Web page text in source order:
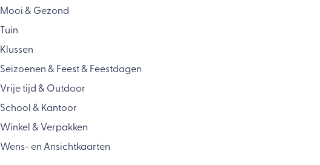
Mooi & Gezond
Tuin
Klussen
Seizoenen & Feest & Feestdagen
Vrije tijd & Outdoor
School & Kantoor
Winkel & Verpakken
Wens- en Ansichtkaarten